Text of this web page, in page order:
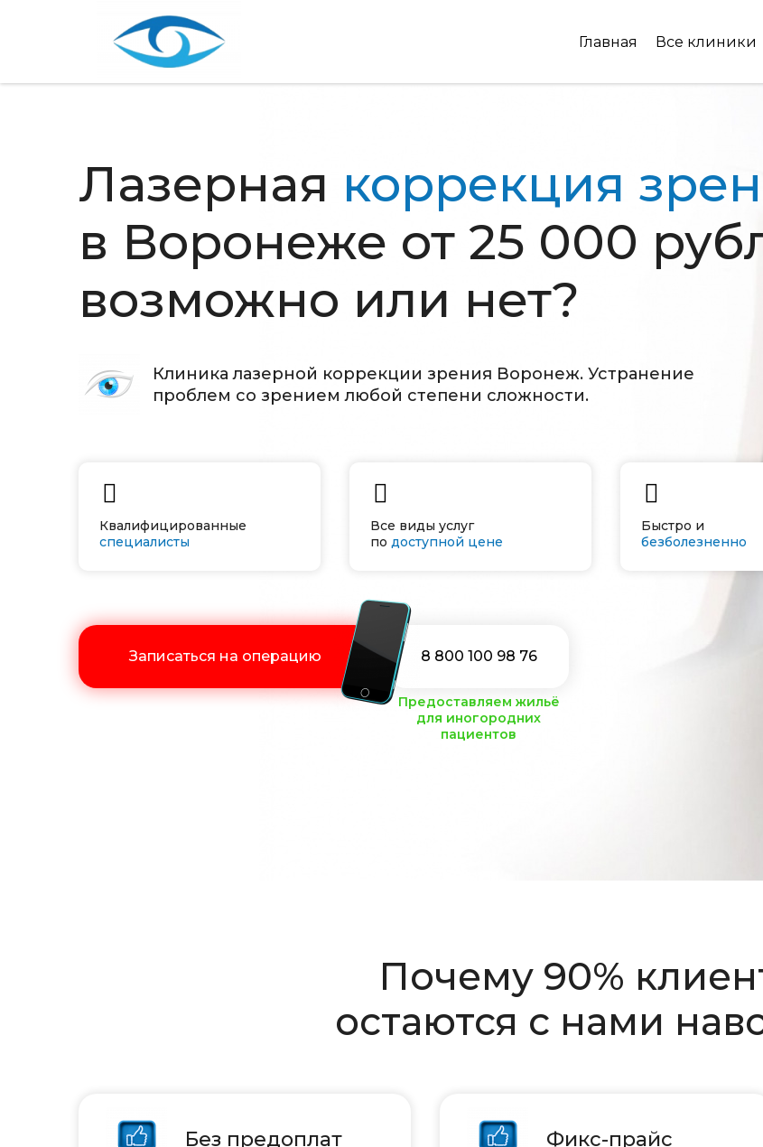
Главная Все клиники
Лазерная коррекция
в Воронеже от 25 000
возможно или нет?
Клиника лазерной коррекции зрения Воронеж. Устранение
проблем со зрением любой степени сложности.
Записаться на операцию
Квалифицированные
специалисты
Все виды услуг
по доступной цене
Быстро и
безболезненно
8 800 100 98 76
Предоставляем жильё
для иногородних
пациентов
Почему 90%
остаются с нами
Без предоплат Фикс-прайс